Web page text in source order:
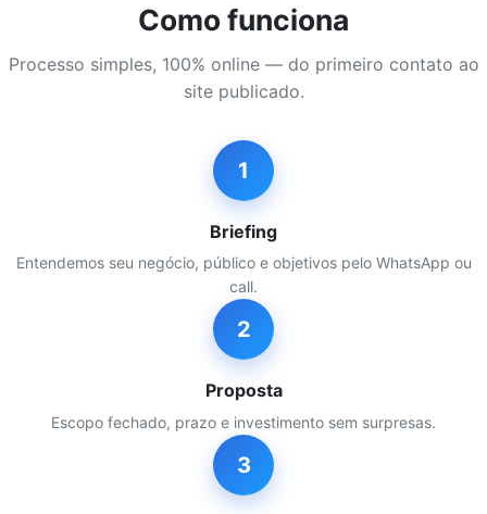
Como funciona
Processo simples, 100% online — do primeiro contato ao
site publicado.
1
Briefing
Entendemos seu negócio, público e objetivos pelo WhatsApp ou
call.
2
Proposta
Escopo fechado, prazo e investimento sem surpresas.
3